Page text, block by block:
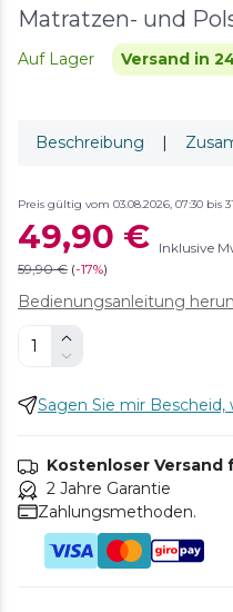
Matratzen- und
Auf Lager Versand in
Beschreibung |
Preis gültig vom 03.08.2026, 07:30 bis
49,90 € Inklusive
59,90 € (-17%)
Bedienungsanleitung
Sagen Sie mir
Kostenloser Versand
2 Jahre Garantie
Zahlungsmethoden.